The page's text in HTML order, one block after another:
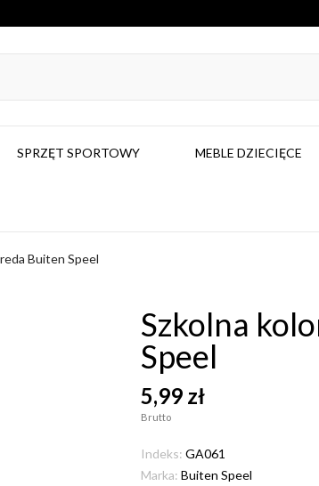
SPRZĘT SPORTOWY MEBLE DZIECIĘCE
Buiten Speel
Szkolna
Speel
5,99 zł
Brutto
Indeks: GA061
Marka: Buiten Speel